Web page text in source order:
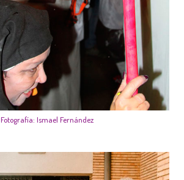
Fotografía: Ismael Fernández